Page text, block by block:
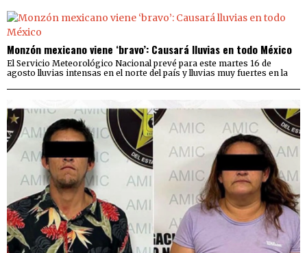
Monzón mexicano viene ‘bravo’: Causará lluvias en todo México
El Servicio Meteorológico Nacional prevé para este martes 16 de
agosto lluvias intensas en el norte del país y lluvias muy fuertes en la